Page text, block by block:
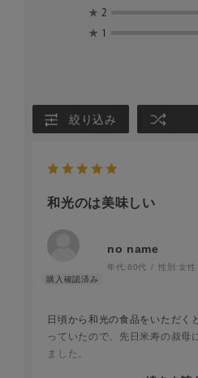
★ 2
★ 1
絞り込み
和光のは美味しい
no name
年代:60代 性別:女性
日頃から和光の食品をいただく
っていたので、先日米寿の叔母
ました。